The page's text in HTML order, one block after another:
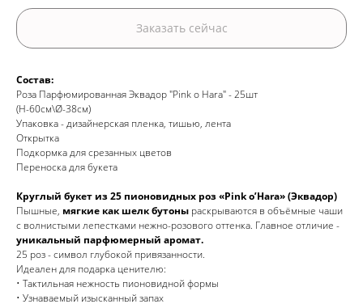
Заказать сейчас
Состав:
Роза Парфюмированная Эквадор "Pink o Hara" - 25шт
(H-60см\Ø-38см)
Упаковка - дизайнерская пленка, тишью, лента
Открытка
Подкормка для срезанных цветов
Переноска для букета
Круглый букет из 25 пионовидных роз «Pink o’Hara» (Эквадор)
Пышные, мягкие как шелк бутоны раскрываются в объёмные чаши
с волнистыми лепестками нежно-розового оттенка. Главное отличие -
уникальный парфюмерный аромат.
25 роз - символ глубокой привязанности.
Идеален для подарка ценителю:
• Тактильная нежность пионовидной формы
• Узнаваемый изысканный запах